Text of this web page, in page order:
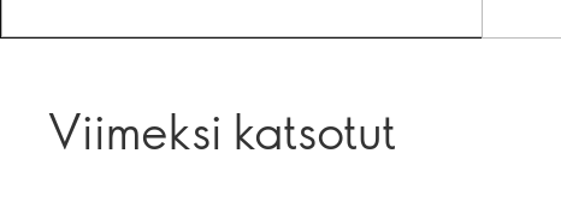
Viimeksi katsotut